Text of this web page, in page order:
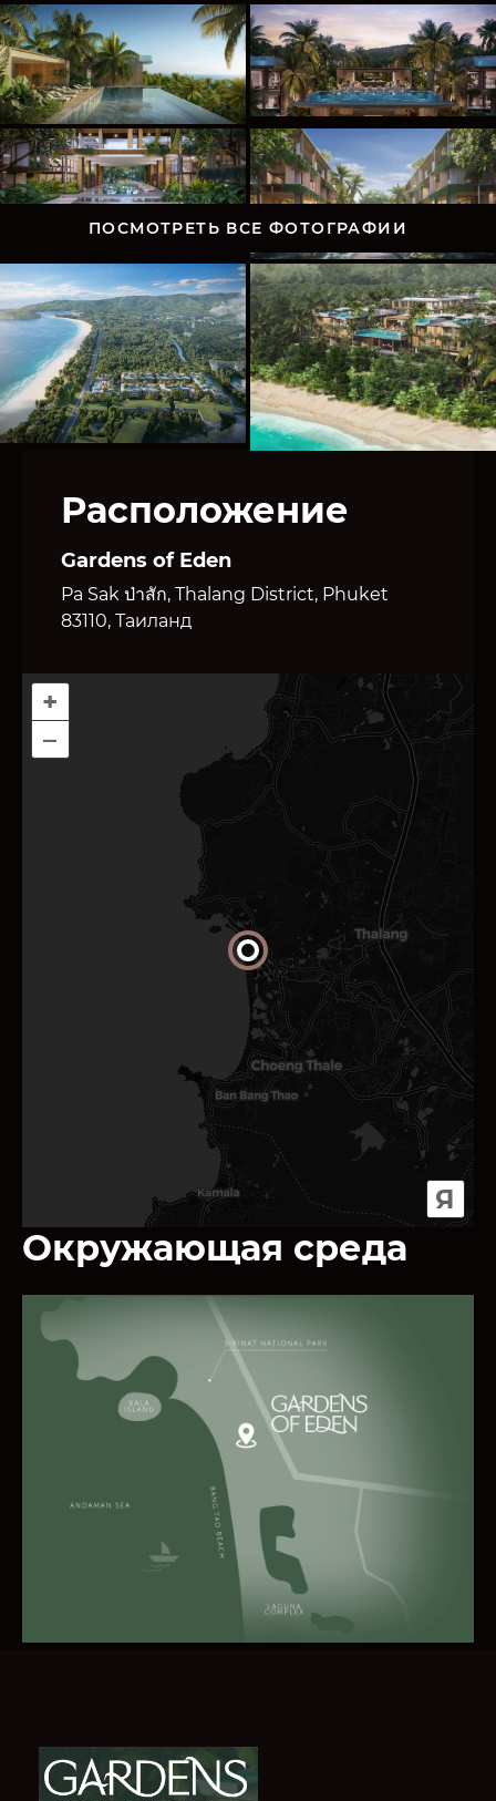
ПОСМОТРЕТЬ ВСЕ ФОТОГРАФИИ
Расположение
Gardens of Eden
Pa Sak ป่าสัก, Thalang District, Phuket
83110, Таиланд
+
–
Я
Окружающая среда